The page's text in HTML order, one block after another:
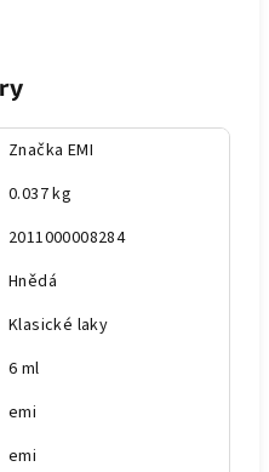
Značka EMI
0.037 kg
2011000008284
Hnědá
Klasické laky
6 ml
emi
emi